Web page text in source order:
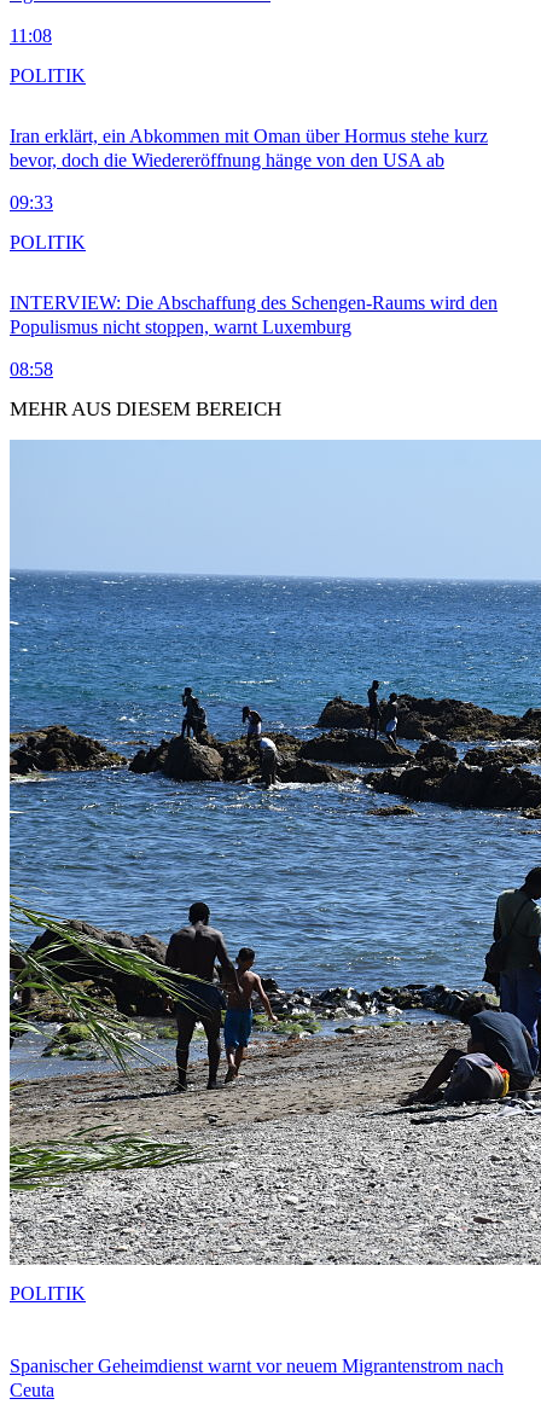
11:08
Iran erklärt, ein Abkommen mit Oman über Hormus stehe kurz
bevor, doch die Wiedereröffnung hänge von den USA ab
09:33
POLITIK
INTERVIEW: Die Abschaffung des Schengen-Raums wird den
Populismus nicht stoppen, warnt Luxemburg
08:58
POLITIK
MEHR AUS DIESEM BEREICH
Spanischer Geheimdienst warnt vor neuem Migrantenstrom nach
Ceuta
POLITIK